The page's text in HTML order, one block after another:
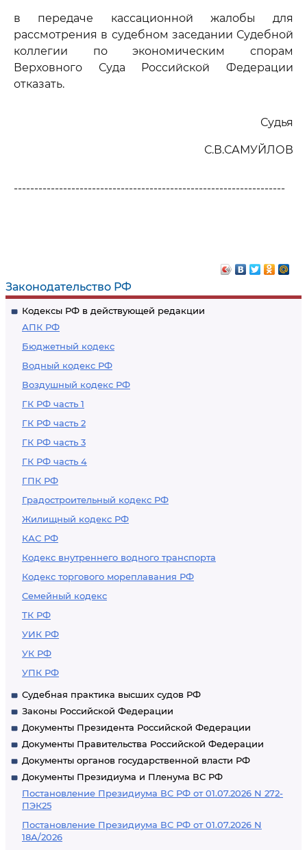
Законодательство РФ
Кодексы РФ в действующей редакции
АПК РФ
Бюджетный кодекс
Водный кодекс РФ
Воздушный кодекс РФ
ГК РФ часть 1
ГК РФ часть 2
ГК РФ часть 3
ГК РФ часть 4
ГПК РФ
Градостроительный кодекс РФ
Жилищный кодекс РФ
КАС РФ
Кодекс внутреннего водного транспорта
Кодекс торгового мореплавания РФ
Семейный кодекс
ТК РФ
УИК РФ
УК РФ
УПК РФ
Судебная практика высших судов РФ
Законы Российской Федерации
Документы Президента Российской Федерации
Документы Правительства Российской Федерации
Документы органов государственной власти РФ
Документы Президиума и Пленума ВС РФ
Постановление Президиума ВС РФ от 01.07.2026 N 272-
ПЭК25
Постановление Президиума ВС РФ от 01.07.2026 N
18А/2026
в передаче кассационной жалобы для
рассмотрения в судебном заседании Судебной
коллегии по экономическим спорам
Верховного Суда Российской Федерации
отказать.
Судья
С.В.САМУЙЛОВ
------------------------------------------------------------------